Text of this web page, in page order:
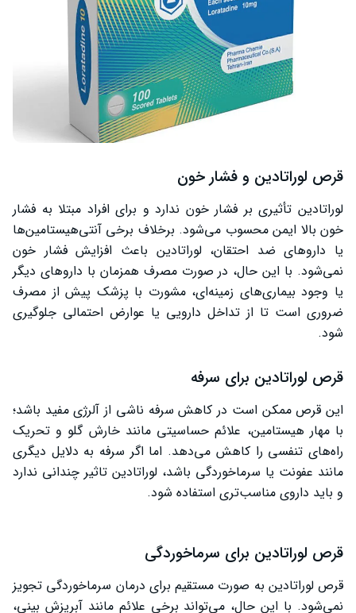
قرص لوراتادین و فشار خون
لوراتادین تأثیری بر فشار خون ندارد و برای افراد مبتلا به فشار
خون بالا ایمن محسوب می‌شود. برخلاف برخی آنتی‌هیستامین‌ها
یا داروهای ضد احتقان، لوراتادین باعث افزایش فشار خون
نمی‌شود. با این حال، در صورت مصرف همزمان با داروهای دیگر
یا وجود بیماری‌های زمینه‌ای، مشورت با پزشک پیش از مصرف
ضروری است تا از تداخل دارویی یا عوارض احتمالی جلوگیری
شود.
قرص لوراتادین برای سرفه
این قرص ممکن است در کاهش سرفه ناشی از آلرژی مفید باشد؛
با مهار هیستامین، علائم حساسیتی مانند خارش گلو و تحریک
راه‌های تنفسی را کاهش می‌دهد. اما اگر سرفه به دلایل دیگری
مانند عفونت یا سرماخوردگی باشد، لوراتادین تاثیر چندانی ندارد
و باید داروی مناسب‌تری استفاده شود.
قرص لوراتادین برای سرماخوردگی
قرص لوراتادین به صورت مستقیم برای درمان سرماخوردگی تجویز
نمی‌شود. با این حال، می‌تواند برخی علائم مانند آبریزش بینی،